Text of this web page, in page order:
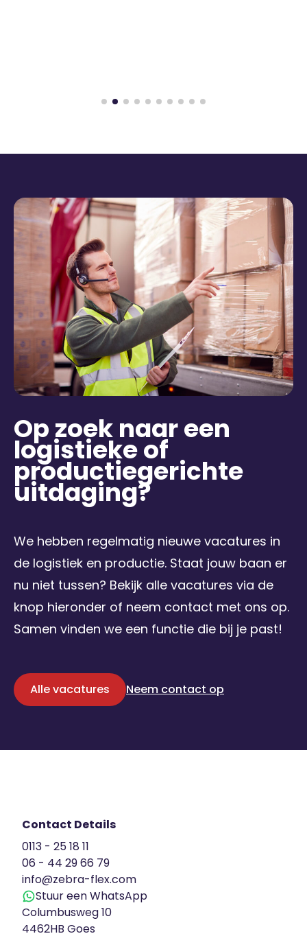
Op zoek naar een
logistieke of
productiegerichte
uitdaging?
We hebben regelmatig nieuwe vacatures in
de logistiek en productie. Staat jouw baan er
nu niet tussen? Bekijk alle vacatures via de
knop hieronder of neem contact met ons op.
Samen vinden we een functie die bij je past!
Alle vacatures Neem contact op
Contact Details
0113 - 25 18 11
06 - 44 29 66 79
info@zebra-flex.com
Stuur een WhatsApp
Columbusweg 10
4462HB Goes